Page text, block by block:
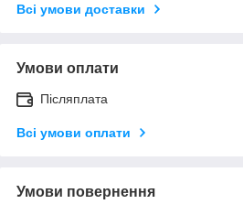
Всі умови доставки
Умови оплати
Післяплата
Всі умови оплати
Умови повернення